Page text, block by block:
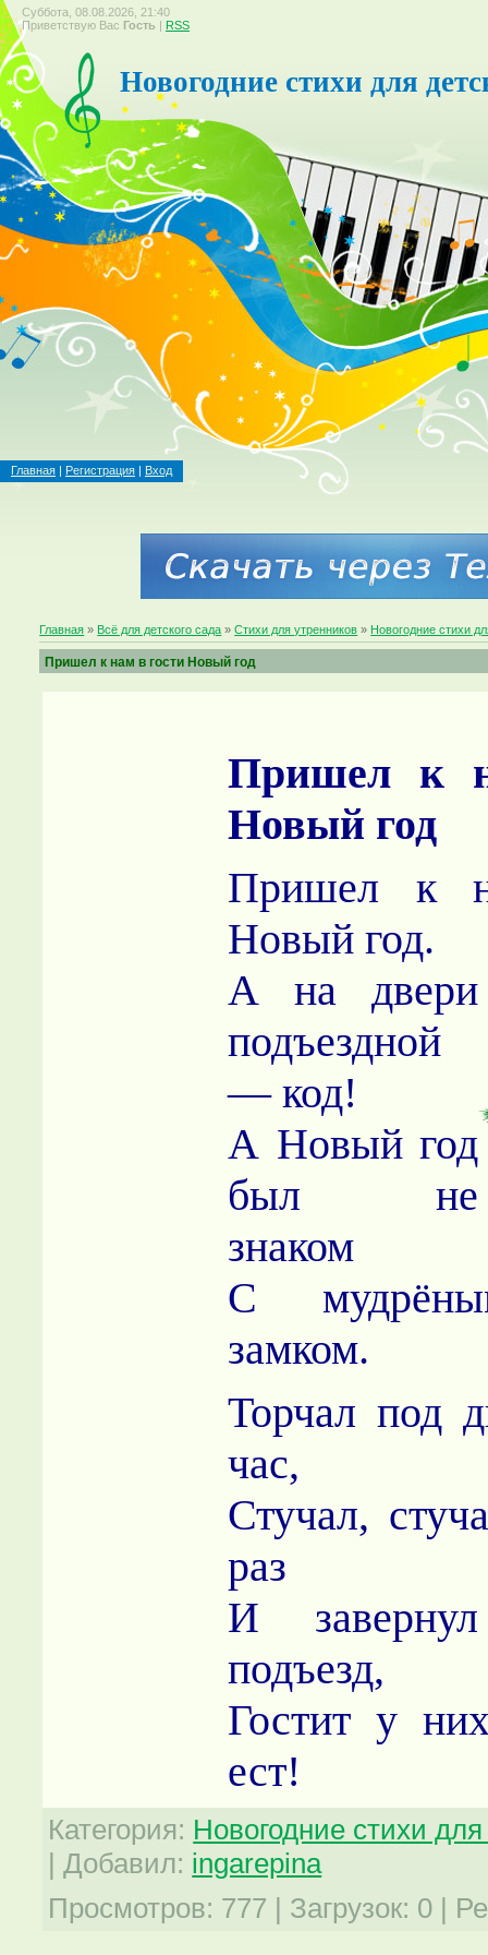
Суббота, 08.08.2026, 21:40
Приветствую Вас Гость | RSS
Новогодние стихи для
Главная | Регистрация | Вход
Главная » Всё для детского сада »Стихи для утренников » Новогодние стихи
Пришел к нам в гости Новый год
Пришел к
Новый год
Пришел к
Новый год.
А на двери
подъездной
— код!
А Новый год
был не
знаком
С
замком.
Торчал под
час,
Стучал,
раз
И
подъезд,
Гостит у
ест!
Категория: Новогодние стихи для
|Добавил: ingarepina
Просмотров: 777 | Загрузок: 0 |